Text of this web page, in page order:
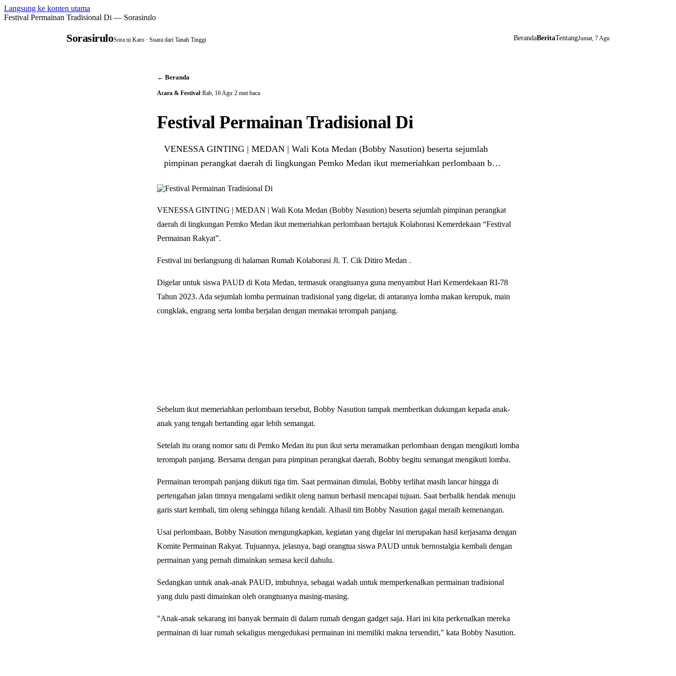
Langsung ke konten utama
Festival Permainan Tradisional Di — Sorasirulo
SorasiruloSora ni Karo · Suara dari Tanah Tinggi BerandaBeritaTentangJumat, 7 Agu
← Beranda
Acara & Festival·Rab, 16 Agu·2 mnt baca
Festival Permainan Tradisional Di
VENESSA GINTING | MEDAN | Wali Kota Medan (Bobby Nasution) beserta sejumlah
pimpinan perangkat daerah di lingkungan Pemko Medan ikut memeriahkan perlombaan b…
VENESSA GINTING | MEDAN | Wali Kota Medan (Bobby Nasution) beserta sejumlah pimpinan perangkat
daerah di lingkungan Pemko Medan ikut memeriahkan perlombaan bertajuk Kolaborasi Kemerdekaan “Festival
Permainan Rakyat”.
Festival ini berlangsung di halaman Rumah Kolaborasi Jl. T. Cik Ditiro Medan .
Digelar untuk siswa PAUD di Kota Medan, termasuk orangtuanya guna menyambut Hari Kemerdekaan RI-78
Tahun 2023. Ada sejumlah lomba permainan tradisional yang digelar, di antaranya lomba makan kerupuk, main
congklak, engrang serta lomba berjalan dengan memakai terompah panjang.
Sebelum ikut memeriahkan perlombaan tersebut, Bobby Nasution tampak memberikan dukungan kepada anak-
anak yang tengah bertanding agar lebih semangat.
Setelah itu orang nomor satu di Pemko Medan itu pun ikut serta meramaikan perlombaan dengan mengikuti lomba
terompah panjang. Bersama dengan para pimpinan perangkat daerah, Bobby begitu semangat mengikuti lomba.
Permainan terompah panjang diikuti tiga tim. Saat permainan dimulai, Bobby terlihat masih lancar hingga di
pertengahan jalan timnya mengalami sedikit oleng namun berhasil mencapai tujuan. Saat berbalik hendak menuju
garis start kembali, tim oleng sehingga hilang kendali. Alhasil tim Bobby Nasution gagal meraih kemenangan.
Usai perlombaan, Bobby Nasution mengungkapkan, kegiatan yang digelar ini merupakan hasil kerjasama dengan
Komite Permainan Rakyat. Tujuannya, jelasnya, bagi orangtua siswa PAUD untuk bernostalgia kembali dengan
permainan yang pernah dimainkan semasa kecil dahulu.
Sedangkan untuk anak-anak PAUD, imbuhnya, sebagai wadah untuk memperkenalkan permainan tradisional
yang dulu pasti dimainkan oleh orangtuanya masing-masing.
"Anak-anak sekarang ini banyak bermain di dalam rumah dengan gadget saja. Hari ini kita perkenalkan mereka
permainan di luar rumah sekaligus mengedukasi permainan ini memiliki makna tersendiri," kata Bobby Nasution.